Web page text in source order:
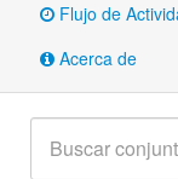
Flujo de
Acerca de